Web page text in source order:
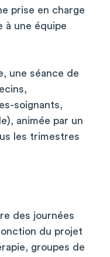
prise en charge
à une équipe
une séance de
soignants,
animée par un
les trimestres
des journées
du projet
groupes de